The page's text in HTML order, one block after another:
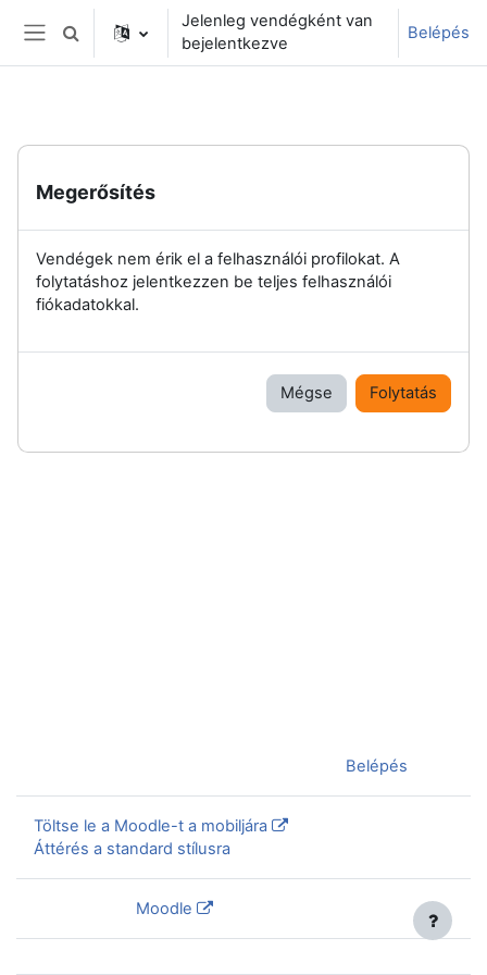
Tovább a fő tartalomhoz
Oldalpanel
Keresési bemeneti adatok váltása
Jelenleg vendégként van
bejelentkezve
Belépés
Megerősítés
Vendégek nem érik el a felhasználói profilokat. A
folytatáshoz jelentkezzen be teljes felhasználói
fiókadatokkal.
Mégse Folytatás
Belépés
Töltse le a Moodle-t a mobiljára
Áttérés a standard stílusra
Moodle